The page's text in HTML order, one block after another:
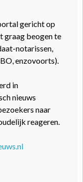
gericht op
graag beogen te
notarissen,
enzovoorts).
in
nieuws
naar
reageren.